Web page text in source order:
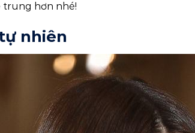
trung hơn nhé!
nhiên